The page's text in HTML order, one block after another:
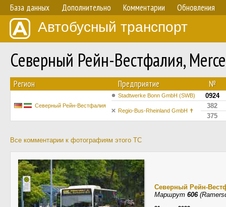
База данных Дополнительно Комментарии Обновления
Автобусный транспорт
Северный Рейн-Вестфалия,
Регион Предприятие №
Северный Рейн-Вестфалия
Stadtwerke Bonn GmbH (SWB) 0924
Regio-Bus-Rheinland GmbH ✝︎
382
375
Все комментарии к фотографиям этого ТС
Северный Рейн-
Маршрут 606